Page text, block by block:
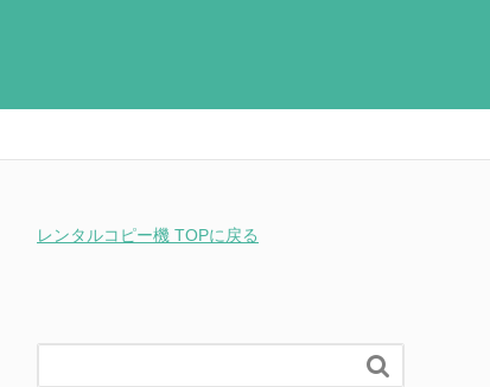
レンタルコピー機 TOPに戻る
